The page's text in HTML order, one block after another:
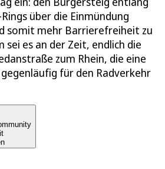
über die Einmündung
somit mehr Barrierefreiheit zu
sei es an der Zeit, endlich die
zum Rhein, die eine
für den Radverkehr